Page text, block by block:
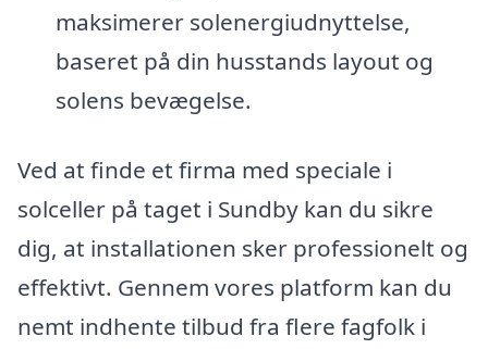
maksimerer solenergiudnyttelse,
baseret på din husstands layout og
solens bevægelse.
Ved at finde et firma med speciale i
solceller på taget i Sundby kan du sikre
dig, at installationen sker professionelt og
effektivt. Gennem vores platform kan du
nemt indhente tilbud fra flere fagfolk i